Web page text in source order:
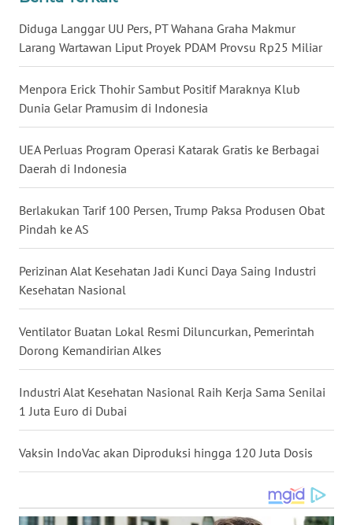
Diduga Langgar UU Pers, PT Wahana Graha Makmur
Larang Wartawan Liput Proyek PDAM Provsu Rp25 Miliar
Menpora Erick Thohir Sambut Positif Maraknya Klub
Dunia Gelar Pramusim di Indonesia
UEA Perluas Program Operasi Katarak Gratis ke Berbagai
Daerah di Indonesia
Berlakukan Tarif 100 Persen, Trump Paksa Produsen Obat
Pindah ke AS
Perizinan Alat Kesehatan Jadi Kunci Daya Saing Industri
Kesehatan Nasional
Ventilator Buatan Lokal Resmi Diluncurkan, Pemerintah
Dorong Kemandirian Alkes
Industri Alat Kesehatan Nasional Raih Kerja Sama Senilai
1 Juta Euro di Dubai
Vaksin IndoVac akan Diproduksi hingga 120 Juta Dosis
NUSANTARA
JOGJA
JATIM
BALI
WN
KALBAR
WN
KALTENG
WN
KALTARA
WN